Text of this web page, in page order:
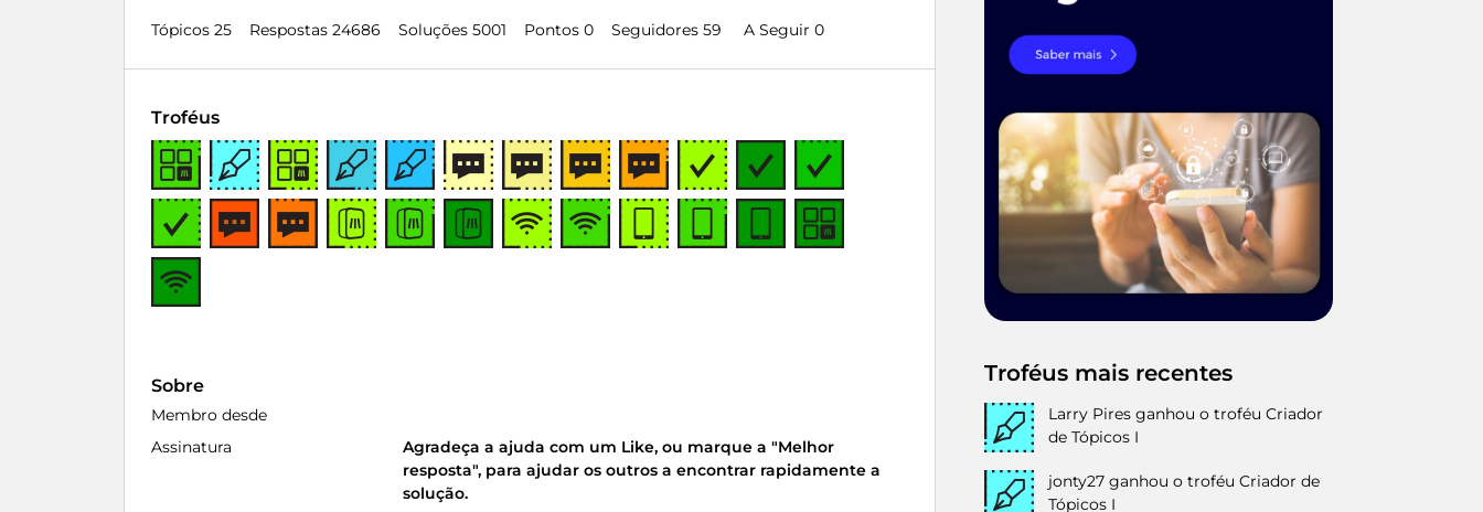
Tópicos 25 Respostas 24686 Soluções 5001 Pontos 0 Seguidores 59 A Seguir 0
Troféus
Sobre
Membro desde
Assinatura
Agradeça a ajuda com um Like, ou marque a "Melhor
resposta", para ajudar os outros a encontrar rapidamente a
solução.
Troféus mais recentes
Larry Pires ganhou o troféu Criador
de Tópicos I
jonty27 ganhou o troféu Criador de
Tópicos I